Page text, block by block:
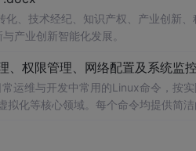
、领域模型等场景下的数据类选型
、技术经纪、知识产权、产业创新
产业创新智能化发展。
、权限管理、网络配置及系统监
运维与开发中常用的Linux命令，按
化等核心领域。每个命令均提供简